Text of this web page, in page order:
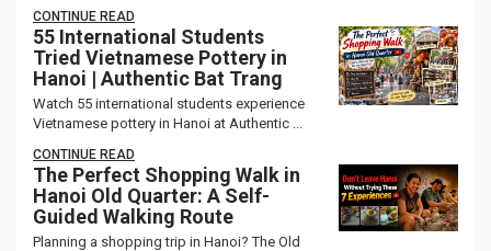
CONTINUE READ
55 International Students
Tried Vietnamese Pottery in
Hanoi | Authentic Bat Trang
Watch 55 international students experience
Vietnamese pottery in Hanoi at Authentic ...
CONTINUE READ
The Perfect Shopping Walk in
Hanoi Old Quarter: A Self-
Guided Walking Route
Planning a shopping trip in Hanoi? The Old